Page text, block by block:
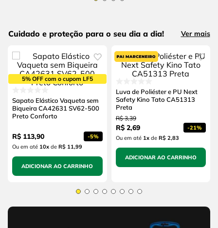
Cuidado e proteção para o seu dia a dia! Ver mais
5% OFF com o cupom LF5
Sapato Elástico Vaqueta sem
Biqueira CA42631 SV62-500
Preto Conforto
R$ 113,90 -5%
Ou em até 10x de R$ 11,99
ADICIONAR AO CARRINHO
Luva de Poliéster e PU Next
Safety Kino Tato CA51313
Preta
R$ 3,39
R$ 2,69 -21%
Ou em até 1xde R$ 2,83
ADICIONAR AO CARRINHO